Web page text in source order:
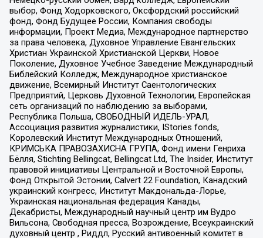
выбор, Фонд Ходорковского, Оксфордский российский
фонд, Фонд Будущее России, Компания свободы
информации, Проект Медиа, Международное партнерство
за права человека, Духовное Управление Евангельских
Христиан Украинской Христианской Церкви, Новое
Поколение, Духовное Учебное Заведение Международный
Библейский Колледж, Международное христианское
движение, Всемирный Институт Саентологических
Предприятий, Церковь Духовной Технологии, Европейская
сеть организаций по наблюдению за выборами,
Республика Польша, СВОБОДНЫЙ ИДЕЛЬ-УРАЛ,
Ассоциация развития журналистики, IStories fonds,
Королевский Институт Международных Отношений,
КРИМСЬКА ПРАВОЗАХИСНА ГРУПА, Фонд имени Генриха
Бёлля, Stichting Bellingcat, Bellingcat Ltd, The Insider, Институт
правовой инициативы Центральной и Восточной Европы,
Фонд Открытой Эстонии, Calvert 22 Foundation, Канадский
украинский конгресс, Институт Макдональда-Лорье,
Украинская национальная федерация Канады,
Декабристы, Международный научный центр им Вудро
Вильсона, Свободная пресса, Возрождение, Всеукраинский
духовный центр , Риддл, Русский антивоенный комитет в